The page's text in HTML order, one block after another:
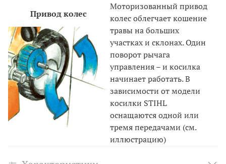
Привод колес
Моторизованный привод
колес облегчает кошение
травы на больших
участках и склонах. Один
поворот рычага
управления – и косилка
начинает работать. В
зависимости от модели
косилки STIHL
оснащаются одной или
тремя передачами (см.
иллюстрацию)